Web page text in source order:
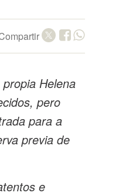
Helena
pero
para a
previa de
e